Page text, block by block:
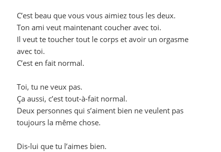
C’est beau que vous vous aimiez tous les deux.
Ton ami veut maintenant coucher avec toi.
Il veut te toucher tout le corps et avoir un orgasme
avec toi.
C’est en fait normal.
Toi, tu ne veux pas.
Ça aussi, c’est tout-à-fait normal.
Deux personnes qui s’aiment bien ne veulent pas
toujours la même chose.
Dis-lui que tu l’aimes bien.